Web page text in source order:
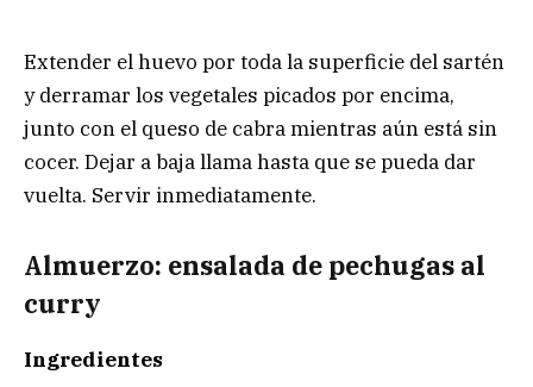
Extender el huevo por toda la superficie del sartén
y derramar los vegetales picados por encima,
junto con el queso de cabra mientras aún está sin
cocer. Dejar a baja llama hasta que se pueda dar
vuelta. Servir inmediatamente.
Almuerzo: ensalada de pechugas al
curry
Ingredientes